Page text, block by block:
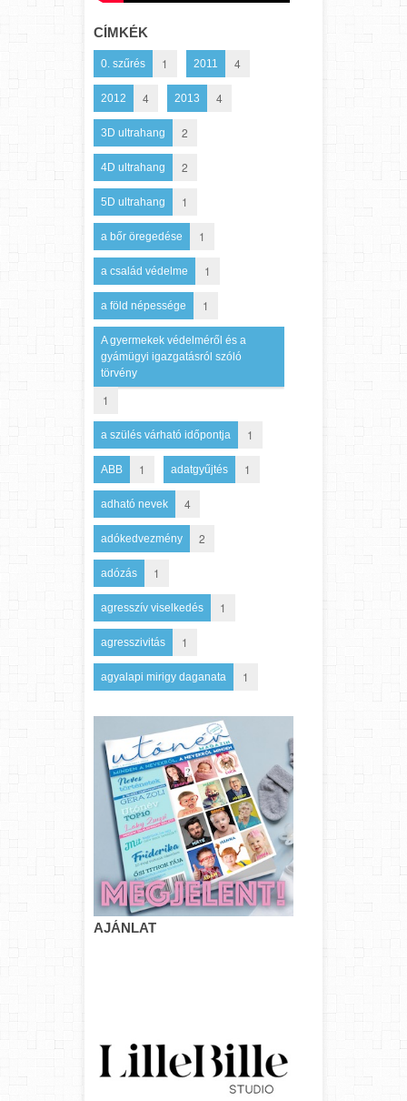
CÍMKÉK
0. szűrés 1 2011 4
2012 4 2013 4
3D ultrahang 2
4D ultrahang 2
5D ultrahang 1
a bőr öregedése 1
a család védelme 1
a föld népessége 1
A gyermekek védelméről és a
gyámügyi igazgatásról szóló
törvény
1
a szülés várható időpontja 1
ABB 1 adatgyűjtés 1
adható nevek 4
adókedvezmény 2
adózás 1
agresszív viselkedés 1
agresszivitás 1
agyalapi mirigy daganata 1
AJÁNLAT